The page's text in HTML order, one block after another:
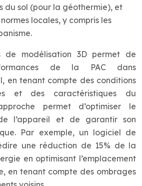
du sol (pour la géothermie), et
locales, y compris les
de modélisation 3D permet de
de la PAC dans
en tenant compte des conditions
et des caractéristiques du
permet d’optimiser le
l’appareil et de garantir son
Par exemple, un logiciel de
une réduction de 15% de la
en optimisant l’emplacement
en tenant compte des ombrages